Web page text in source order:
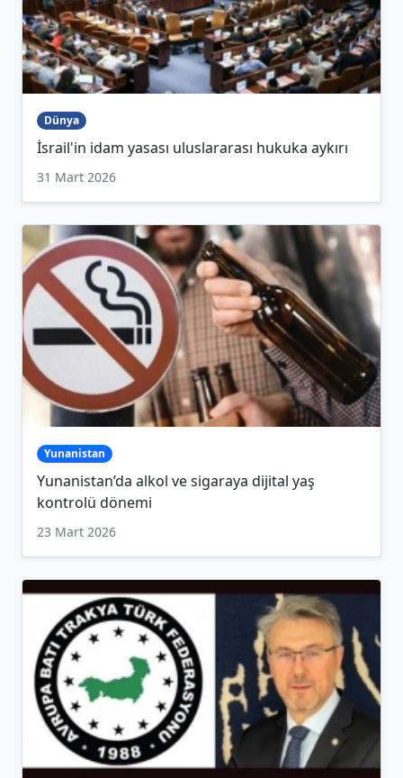
Dünya
İsrail'in idam yasası uluslararası hukuka aykırı
31 Mart 2026
Yunanistan
Yunanistan’da alkol ve sigaraya dijital yaş
kontrolü dönemi
23 Mart 2026